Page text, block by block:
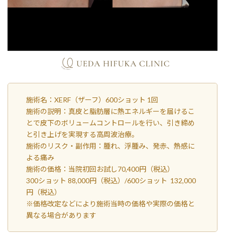
施術名：XERF（ザーフ）600ショット 1回
施術の説明：真皮と脂肪層に熱エネルギーを届けるこ
とで皮下のボリュームコントロールを行い、引き締め
と引き上げを実現する高周波治療。
施術のリスク・副作用：腫れ、浮腫み、発赤、熱感に
よる痛み
施術の価格：当院初回お試し70,400円（税込）
300ショット 88,000円（税込）/600ショット 132,000
円（税込）
※価格改定などにより施術当時の価格や実際の価格と
異なる場合があります